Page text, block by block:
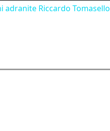
adranite Riccardo Tomasello